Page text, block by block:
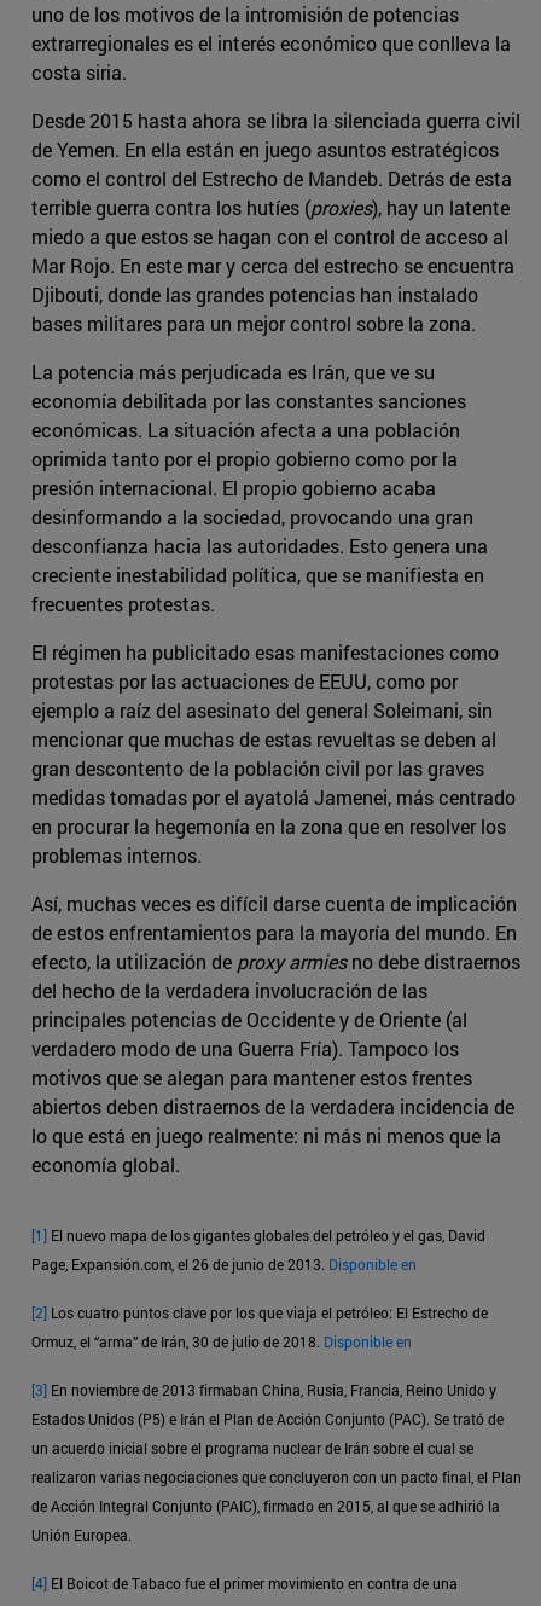
uno de los motivos de la intromisión de potencias
extrarregionales es el interés económico que conlleva la
costa siria.
Desde 2015 hasta ahora se libra la silenciada guerra civil
de Yemen. En ella están en juego asuntos estratégicos
como el control del Estrecho de Mandeb. Detrás de esta
terrible guerra contra los hutíes (proxies), hay un latente
miedo a que estos se hagan con el control de acceso al
Mar Rojo. En este mar y cerca del estrecho se encuentra
Djibouti, donde las grandes potencias han instalado
bases militares para un mejor control sobre la zona.
La potencia más perjudicada es Irán, que ve su
economía debilitada por las constantes sanciones
económicas. La situación afecta a una población
oprimida tanto por el propio gobierno como por la
presión internacional. El propio gobierno acaba
desinformando a la sociedad, provocando una gran
desconfianza hacia las autoridades. Esto genera una
creciente inestabilidad política, que se manifiesta en
frecuentes protestas.
El régimen ha publicitado esas manifestaciones como
protestas por las actuaciones de EEUU, como por
ejemplo a raíz del asesinato del general Soleimani, sin
mencionar que muchas de estas revueltas se deben al
gran descontento de la población civil por las graves
medidas tomadas por el ayatolá Jamenei, más centrado
en procurar la hegemonía en la zona que en resolver los
problemas internos.
Así, muchas veces es difícil darse cuenta de implicación
de estos enfrentamientos para la mayoría del mundo. En
efecto, la utilización de proxy armiesno debe distraernos
del hecho de la verdadera involucración de las
principales potencias de Occidente y de Oriente (al
verdadero modo de una Guerra Fría). Tampoco los
motivos que se alegan para mantener estos frentes
abiertos deben distraernos de la verdadera incidencia de
lo que está en juego realmente: ni más ni menos que la
economía global.
[1] El nuevo mapa de los gigantes globales del petróleo y el gas, David
Page, Expansión.com, el 26 de junio de 2013. Disponible en
[2] Los cuatro puntos clave por los que viaja el petróleo: El Estrecho de
Ormuz, el “arma” de Irán, 30 de julio de 2018. Disponible en
[3] En noviembre de 2013 firmaban China, Rusia, Francia, Reino Unido y
Estados Unidos (P5) e Irán el Plan de Acción Conjunto (PAC). Se trató de
un acuerdo inicial sobre el programa nuclear de Irán sobre el cual se
realizaron varias negociaciones que concluyeron con un pacto final, el Plan
de Acción Integral Conjunto (PAIC), firmado en 2015, al que se adhirió la
Unión Europea.
[4] El Boicot de Tabaco fue el primer movimiento en contra de una